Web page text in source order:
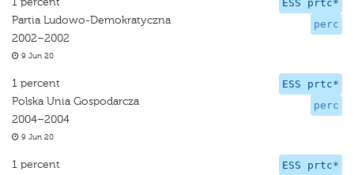
ESS prtc*
perc
Partia Ludowo-Demokratyczna
2002–2002
9 Jun 20
ESS prtc*
perc
1 percent
Polska Unia Gospodarcza
2004–2004
9 Jun 20
ESS prtc*
1 percent